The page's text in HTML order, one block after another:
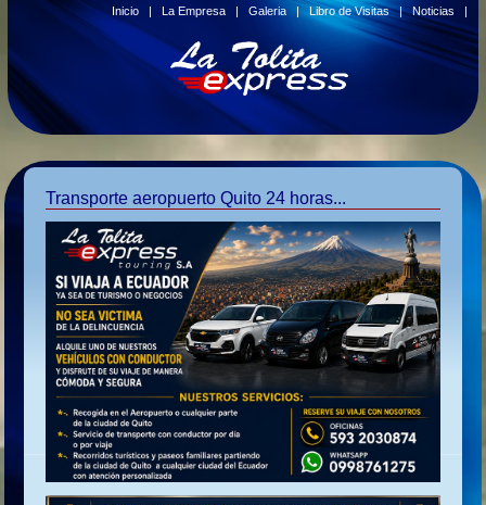
Inicio |La Empresa |Galeria |Libro de Visitas|Noticias |
Transporte aeropuerto Quito 24 horas...